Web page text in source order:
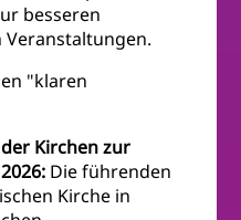
besseren
"klaren
Kirchen zur
Die führenden
Kirche in